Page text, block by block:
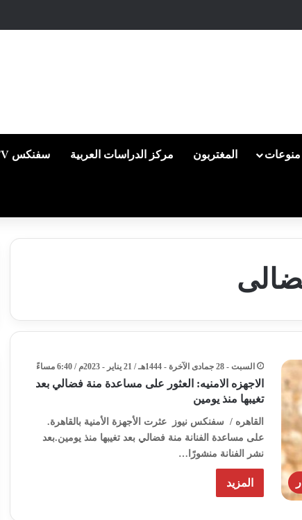
منوعات المغتربون مركز الدراسات العربية سفنكس TV
السبت - 28 جمادى الآخرة - 1444هـ / 21 يناير - 2023م / 6:40 مساءً
الاجهزه الامنيه: العثور على مساعدة منة فضالي بعد
تغيبها منذ يومين
القاهره / سفنكس نيوز عثرت الأجهزة الأمنية بالقاهرة.
على مساعدة الفنانة منة فضالي بعد تغيبها منذ يومين.بعد
نشر الفنانة منشورًا…
المزيد